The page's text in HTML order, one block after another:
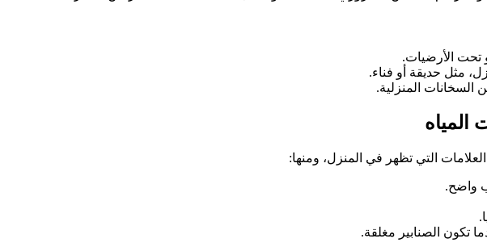
تحت الأرضيات.
مثل حديقة أو فناء.
السخانات المنزلية.
التي تظهر في المنزل، ومنها:
واضح.
تكون الصنابير مغلقة.